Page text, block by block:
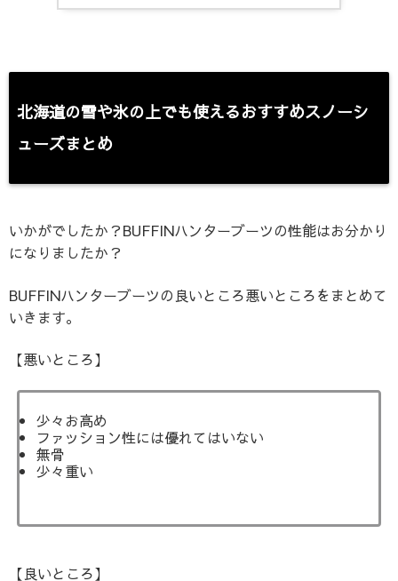
北海道の雪や氷の上でも使えるおすすめスノーシ
ューズまとめ
いかがでしたか？BUFFINハンターブーツの性能はお分かり
になりましたか？
BUFFINハンターブーツの良いところ悪いところをまとめて
いきます。
【悪いところ】
少々お高め
ファッション性には優れてはいない
無骨
少々重い
【良いところ】